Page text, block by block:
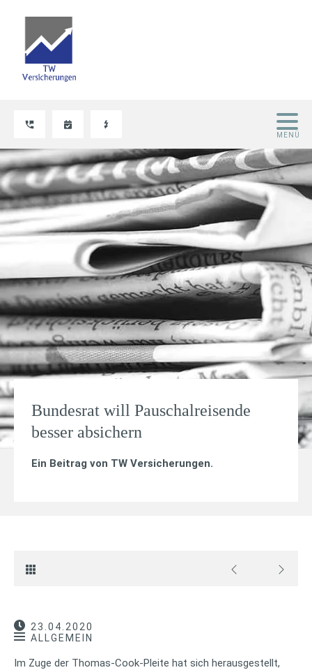
Bundesrat will Pauschalreisende
besser absichern
Ein Beitrag von TW Versicherungen.
23.04.2020
ALLGEMEIN
Im Zuge der Thomas-Cook-Pleite hat sich herausgestellt,